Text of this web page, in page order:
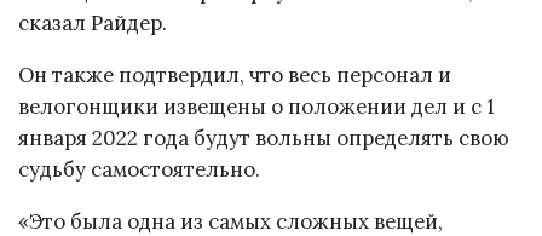
сказал Райдер.
Он также подтвердил, что весь персонал и
велогонщики извещены о положении дел и с 1
января 2022 года будут вольны определять свою
судьбу самостоятельно.
«Это была одна из самых сложных вещей,